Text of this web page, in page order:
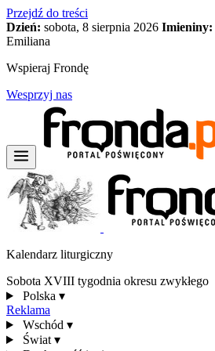
Przejdź do treści
Dzień: sobota, 8 sierpnia 2026 Imieniny:
Emiliana
Wspieraj Frondę
Wesprzyj nas
Kalendarz liturgiczny
Sobota XVIII tygodnia okresu zwykłego
Polska ▾
Reklama
Wschód ▾
Świat ▾